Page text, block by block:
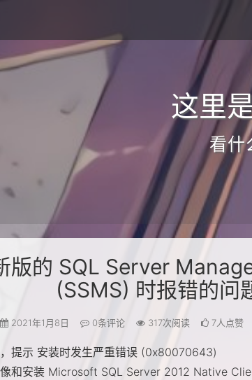
这里
看
版的 SQL Server
(SSMS) 时报错的问
2021年1月8日 0条评论 317次阅读 7人点赞
提示 安装时发生严重错误 (0x80070643)
和安装 Microsoft SQL Server 2012 Native